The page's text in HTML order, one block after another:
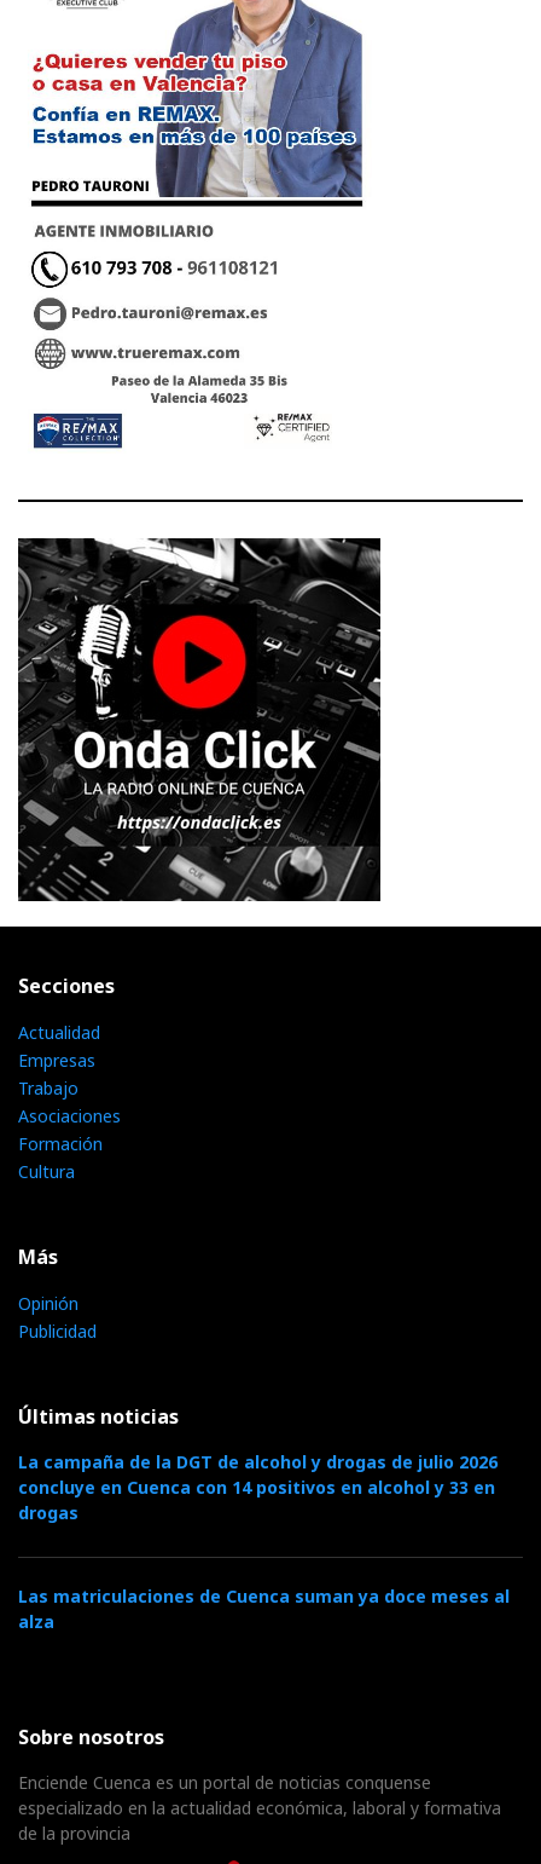
Secciones
Actualidad
Empresas
Trabajo
Asociaciones
Formación
Cultura
Más
Opinión
Publicidad
Últimas noticias
La campaña de la DGT de alcohol y drogas de julio 2026
concluye en Cuenca con 14 positivos en alcohol y 33 en
drogas
Las matriculaciones de Cuenca suman ya doce meses al
alza
Sobre nosotros
Enciende Cuenca es un portal de noticias conquense
especializado en la actualidad económica, laboral y formativa
de la provincia